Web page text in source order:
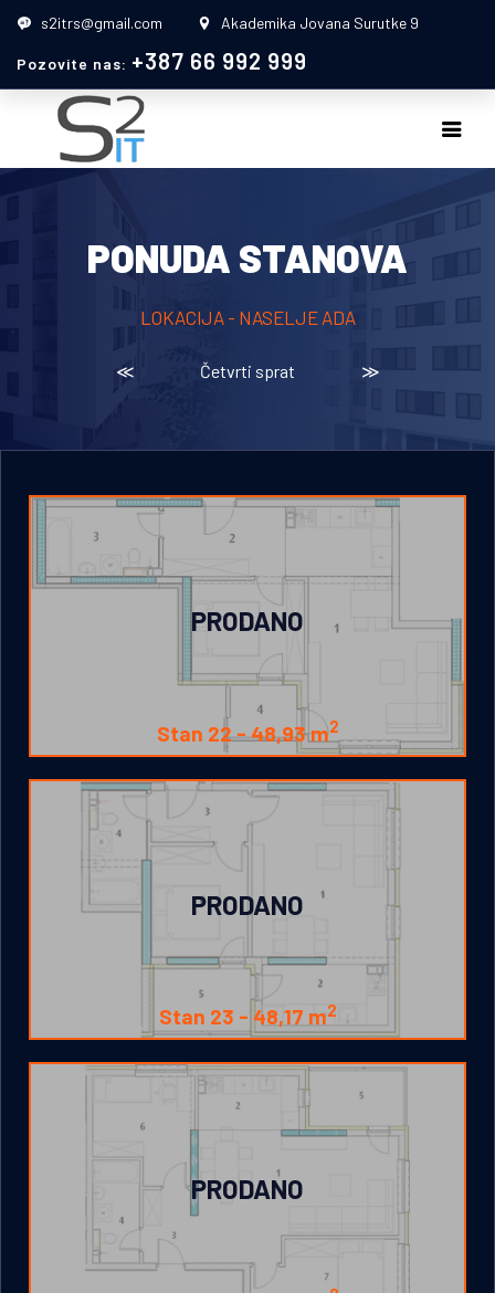
s2itrs@gmail.com Akademika Jovana Surutke 9
Pozovite nas: +387 66 992 999
PONUDA STANOVA
LOKACIJA - NASELJE ADA
≪ Četvrti sprat ≫
Stan 22 - 48,93 m2
PRODANO
Stan 23 - 48,17 m2
PRODANO
PRODANO